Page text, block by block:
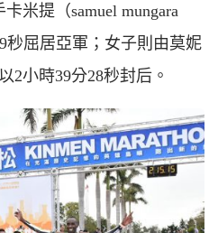
米提（samuel mungara
秒屈居亞軍；女子則由莫妮
2小時39分28秒封后。